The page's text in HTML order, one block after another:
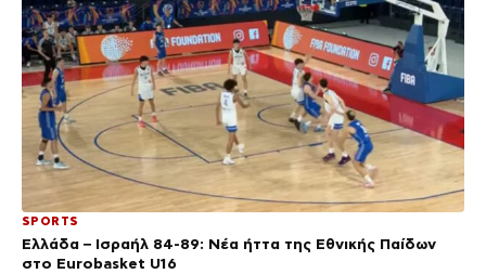
SPORTS
Ελλάδα – Ισραήλ 84-89: Νέα ήττα της Εθνικής Παίδων
στο Eurobasket U16